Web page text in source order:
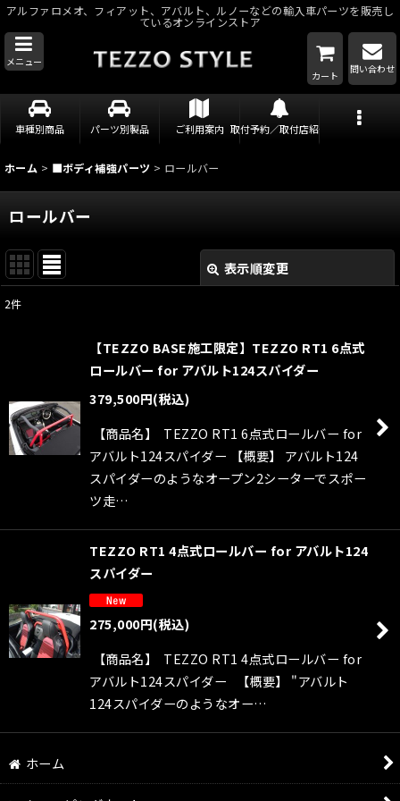
アルファロメオ、フィアット、アバルト、ルノーなどの輸入車パーツを販売し
ているオンラインストア
メニュー
カート
問い合わせ
車種別商品 パーツ別製品 ご利用案内 取付予約／取付店紹介
ホーム > ■ボディ補強パーツ > ロールバー
ロールバー
表示順変更
2件
【TEZZO BASE施工限定】TEZZO RT1 6点式
ロールバー for アバルト124スパイダー
379,500円(税込)
【商品名】 TEZZO RT1 6点式ロールバー for
アバルト124スパイダー 【概要】 アバルト124
スパイダーのようなオープン2シーターでスポー
ツ走…
TEZZO RT1 4点式ロールバー for アバルト124
スパイダー
275,000円(税込)
【商品名】 TEZZO RT1 4点式ロールバー for
アバルト124スパイダー 【概要】 "アバルト
124スパイダーのようなオー…
ホーム